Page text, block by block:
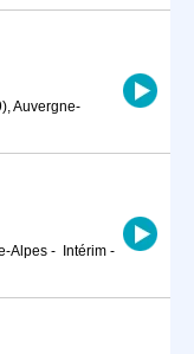
Auvergne-
Alpes - Intérim -